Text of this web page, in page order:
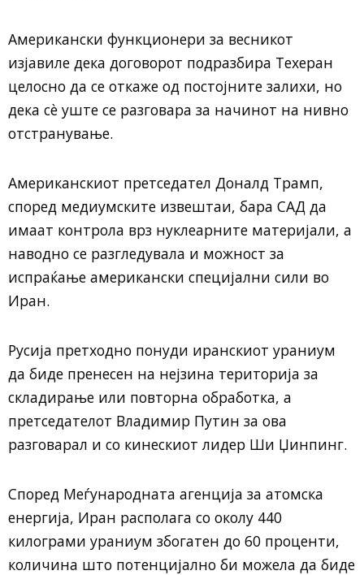
Американски функционери за весникот
изјавиле дека договорот подразбира Техеран
целосно да се откаже од постојните залихи, но
дека сè уште се разговара за начинот на нивно
отстранување.
Американскиот претседател Доналд Трамп,
според медиумските извештаи, бара САД да
имаат контрола врз нуклеарните материјали, а
наводно се разгледувала и можност за
испраќање американски специјални сили во
Иран.
Русија претходно понуди иранскиот ураниум
да биде пренесен на нејзина територија за
складирање или повторна обработка, а
претседателот Владимир Путин за ова
разговарал и со кинескиот лидер Ши Џинпинг.
Според Меѓународната агенција за атомска
енергија, Иран располага со околу 440
килограми ураниум збогатен до 60 проценти,
количина што потенцијално би можела да биде